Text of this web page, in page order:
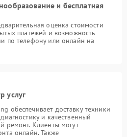
и бесплатная
оценка стоимости
платежей и возможность
по телефону или онлайн на
услуг
обеспечивает доставку техники
и качественный
ремонт. Клиенты могут
онлайн. Также